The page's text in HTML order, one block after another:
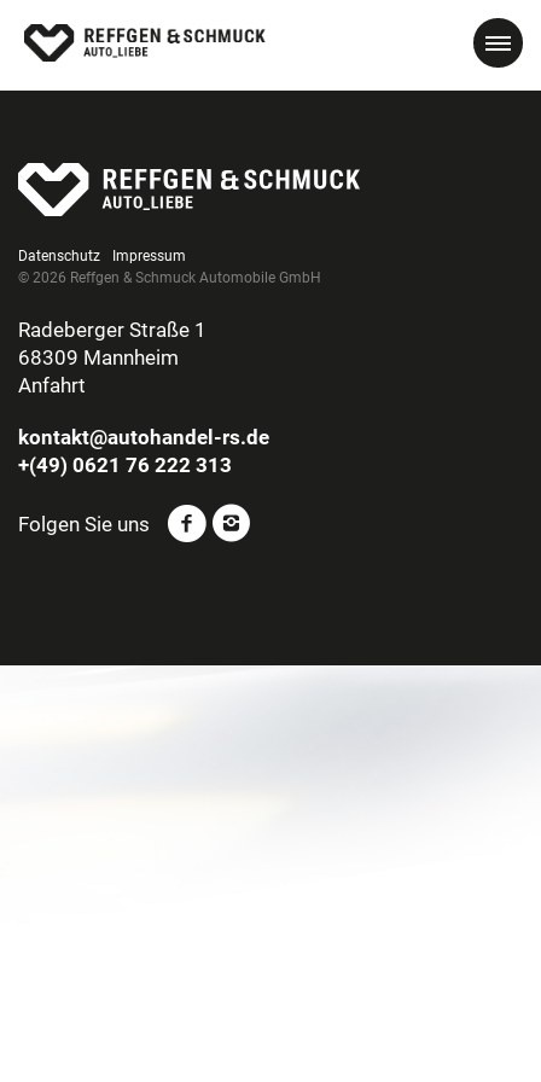
Datenschutz
Impressum
© 2026 Reffgen & Schmuck Automobile GmbH
Radeberger Straße 1
68309 Mannheim
Anfahrt
kontakt@autohandel-rs.de
+(49) 0621 76 222 313
Folgen Sie uns